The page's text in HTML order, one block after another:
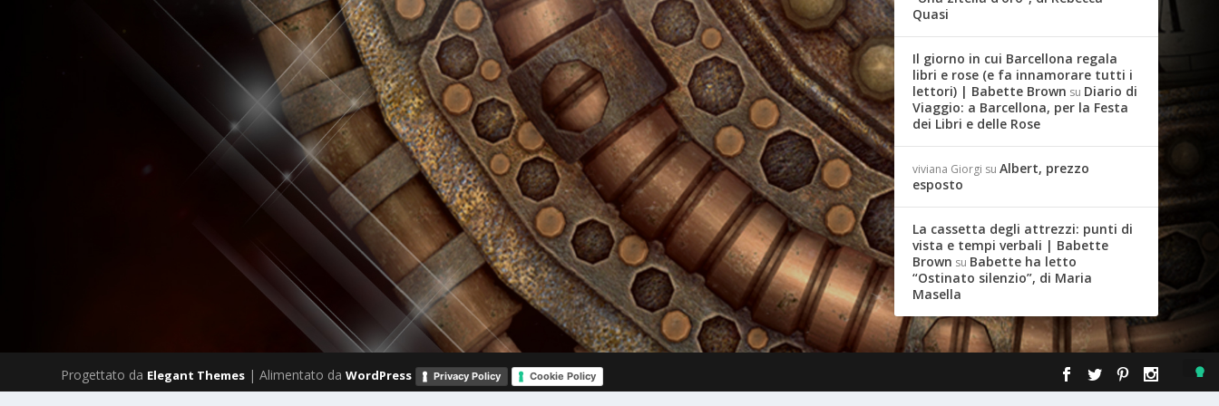
Quasi
Il giorno in cui Barcellona regala
libri e rose (e fa innamorare tutti i
lettori) | Babette Brown su Diario di
Viaggio: a Barcellona, per la Festa
dei Libri e delle Rose
viviana Giorgi suAlbert, prezzo
esposto
La cassetta degli attrezzi: punti di
vista e tempi verbali | Babette
Brown su Babette ha letto
“Ostinato silenzio”, di Maria
Masella
Progettato da Elegant Themes | Alimentato daWordPress Privacy Policy Cookie Policy